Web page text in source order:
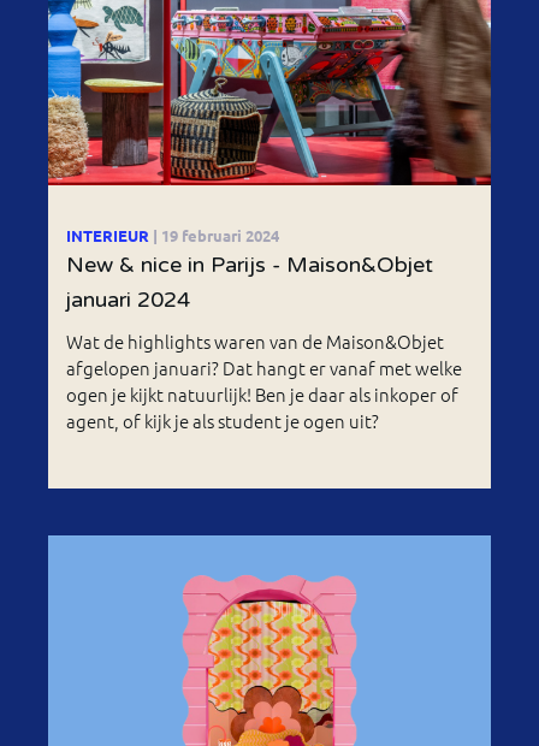
INTERIEUR | 19 februari 2024
New & nice in Parijs - Maison&Objet
januari 2024
Wat de highlights waren van de Maison&Objet
afgelopen januari? Dat hangt er vanaf met welke
ogen je kijkt natuurlijk! Ben je daar als inkoper of
agent, of kijk je als student je ogen uit?